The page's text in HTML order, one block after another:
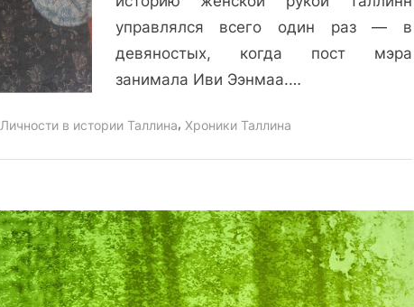
управлялся всего один раз — в
девяностых, когда пост мэра
занимала Иви Ээнмаа.…
Личности в истории Таллина, Хроники Таллина